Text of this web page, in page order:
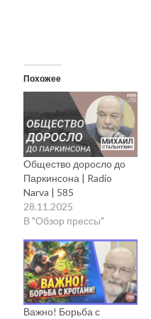
Похожее
Общество доросло до
Паркинсона | Radio
Narva | 585
28.11.2025
В "Обзор прессы"
Важно! Борьба с